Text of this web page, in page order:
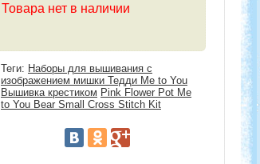
Товара нет в наличии
Теги: Наборы для вышивания с
изображением мишки Тедди Me to You
Вышивка крестиком Pink Flower Pot Me
to You Bear Small Cross Stitch Kit